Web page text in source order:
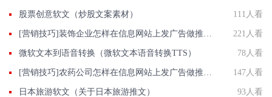
股票创意软文（炒股文案素材） 111人看
221人看
微软文本到语音转换（微软文本语音转换TTS） 78人看
147人看
日本旅游软文（关于日本旅游推文） 93人看